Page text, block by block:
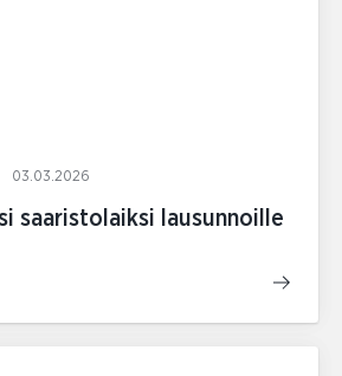
03.03.2026
saaristolaiksi lausunnoille